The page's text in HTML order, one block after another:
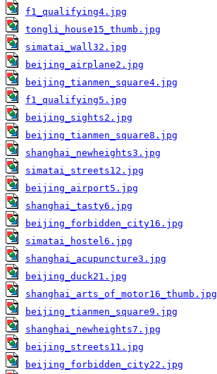
f1_qualifying4.jpg
tongli_house15_thumb.jpg
simatai_wall32.jpg
beijing_airplane2.jpg
beijing_tianmen_square4.jpg
f1_qualifying5.jpg
beijing_sights2.jpg
beijing_tianmen_square8.jpg
shanghai_newheights3.jpg
simatai_streets12.jpg
beijing_airport5.jpg
shanghai_tasty6.jpg
beijing_forbidden_city16.jpg
simatai_hostel6.jpg
shanghai_acupuncture3.jpg
beijing_duck21.jpg
shanghai_arts_of_motor16_thumb.jpg
beijing_tianmen_square9.jpg
shanghai_newheights7.jpg
beijing_streets11.jpg
beijing_forbidden_city22.jpg